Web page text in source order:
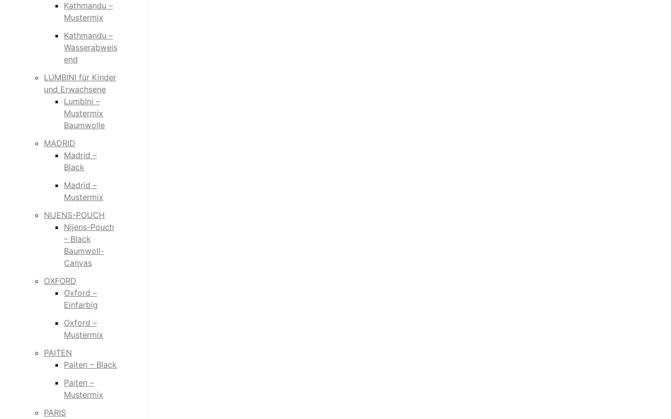
Kathmandu –
Mustermix
Kathmandu –
Wasserabweis
end
LUMBINI für Kinder
und Erwachsene
Lumbini –
Mustermix
Baumwolle
MADRID
Madrid –
Black
Madrid –
Mustermix
NIJENS-POUCH
Nijens-Pouch
– Black
Baumwoll-
Canvas
OXFORD
Oxford –
Einfarbig
Oxford –
Mustermix
PAITEN
Paiten – Black
Paiten –
Mustermix
PARIS